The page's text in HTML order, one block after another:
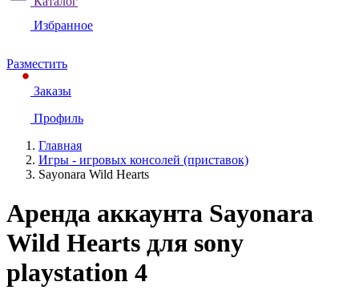
Избранное
Разместить
Заказы
Профиль
Главная
Игры - игровых консолей (приставок)
Sayonara Wild Hearts
Аренда аккаунта Sayonara
Wild Hearts для sony
playstation 4